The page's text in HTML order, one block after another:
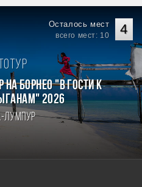
4
Осталось мест
всего мест: 10
на Борнео "В гости к
2026
Лумпур